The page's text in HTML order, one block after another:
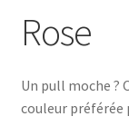
Pull Noël Homme
Pull Enfant
Rose
Un pull moche ?
couleur préférée